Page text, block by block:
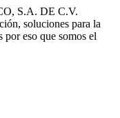
S.A. DE C.V.
soluciones para la
eso que somos el